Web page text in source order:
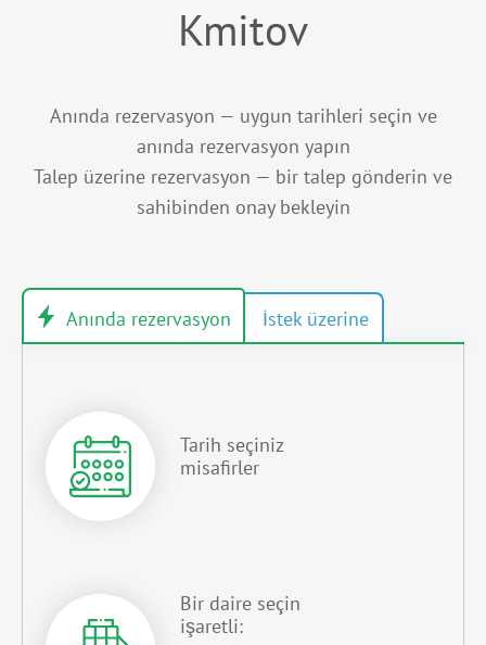
Kmitov
Anında rezervasyon — uygun tarihleri seçin ve
anında rezervasyon yapın
Talep üzerine rezervasyon — bir talep gönderin ve
sahibinden onay bekleyin
Tarih seçiniz
misafirler
Bir daire seçin
işaretli: